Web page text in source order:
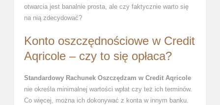
otwarcia jest banalnie prosta, ale czy faktycznie warto się
na nią zdecydować?
Konto oszczędnościowe w Credit
Aqricole – czy to się opłaca?
Standardowy Rachunek Oszczędzam w Credit Aqricole
nie określa minimalnej wartości wpłat czy też ich terminów.
Co więcej, można ich dokonywać z konta w innym banku.